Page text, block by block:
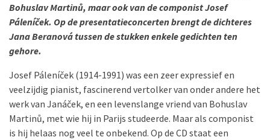
Bohuslav Martinů, maar ook van de componist Josef
Páleníček. Op de presentatieconcerten brengt de dichteres
Jana Beranová tussen de stukken enkele gedichten ten
gehore.
Josef Páleníček (1914-1991) was een zeer expressief en
veelzijdig pianist, fascinerend vertolker van onder andere het
werk van Janáček, en een levenslange vriend van Bohuslav
Martinů, met wie hij in Parijs studeerde. Maar als componist
is hij helaas nog veel te onbekend. Op de CD staat een